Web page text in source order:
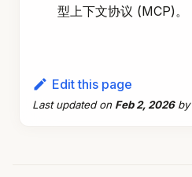
型上下文协议 (MCP)。
Edit this page
Last updatedon Feb 2, 2026by